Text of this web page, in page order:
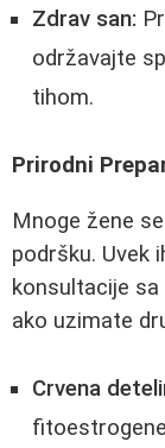
Zdrav san:
održavajte
tihom.
Prirodni
Mnoge žene
podršku. Uvek
konsultacije
ako uzimate
Crvena